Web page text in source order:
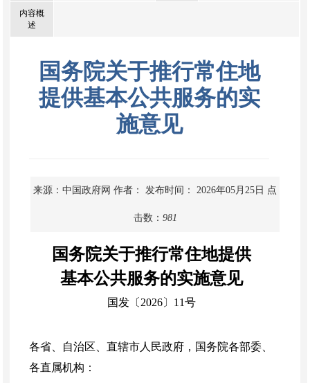
内容概
述
国务院关于推行常住地
提供基本公共服务的实
施意见
来源：中国政府网 作者： 发布时间： 2026年05月25日 点
击数： 981
国务院关于推行常住地提供
基本公共服务的实施意见
国发〔 2026〕11号
各省、自治区、直辖市人民政府，国务院各部委、
各直属机构：